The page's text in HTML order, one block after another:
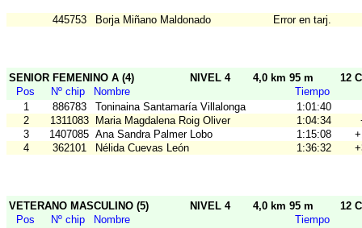
445753 Borja Miñano Maldonado Error en tarj.
SENIOR FEMENINO A (4) NIVEL 4 4,0 km 95 m
12 C
Pos
Nº chip Nombre
Tiempo
1
886783 Toninaina Santamaría Villalonga
1:01:40
2
1311083 Maria Magdalena Roig Oliver 1:04:34
3
1407085 Ana Sandra Palmer Lobo 1:15:08
4
362101 Nélida Cuevas León 1:36:32
VETERANO MASCULINO (5) NIVEL 4 4,0 km 95 m
12 C
Pos
Nº chip Nombre
Tiempo